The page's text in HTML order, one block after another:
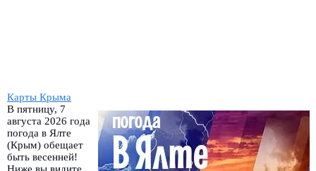
Карты Крыма
В пятницу, 7
августа 2026 года
погода в Ялте
(Крым) обещает
быть весенней!